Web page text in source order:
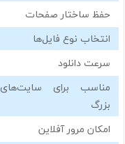
حفظ ساختار صفحات
انتخاب نوع فایل‌ها
سرعت دانلود
مناسب برای سایت‌های
بزرگ
امکان مرور آفلاین